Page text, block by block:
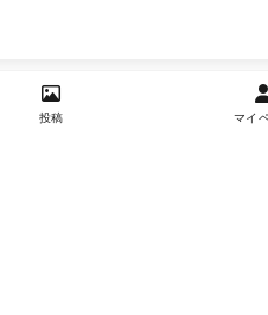
投稿 マイ